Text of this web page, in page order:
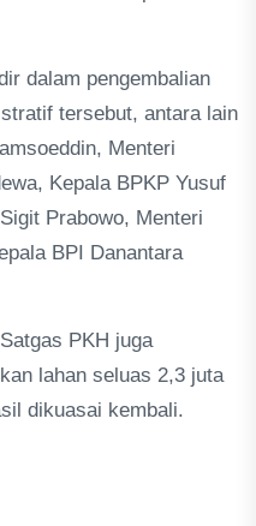
dalam pengembalian
tersebut, antara lain
Menteri
Kepala BPKP Yusuf
Prabowo, Menteri
BPI Danantara
PKH juga
lahan seluas 2,3 juta
dikuasai kembali.